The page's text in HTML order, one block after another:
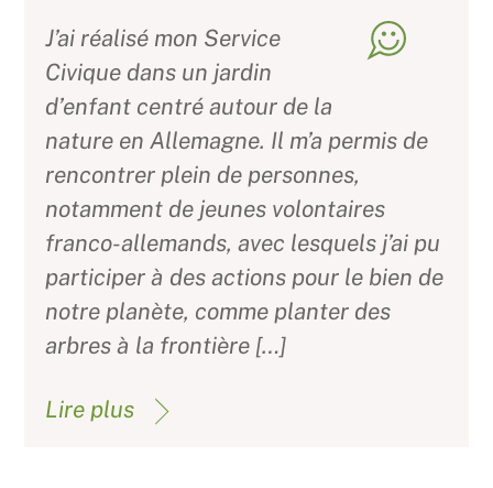
J’ai réalisé mon Service
Civique dans un jardin
d’enfant centré autour de la
nature en Allemagne. Il m’a permis de
rencontrer plein de personnes,
notamment de jeunes volontaires
franco-allemands, avec lesquels j’ai pu
participer à des actions pour le bien de
notre planète, comme planter des
arbres à la frontière […]
Lire plus